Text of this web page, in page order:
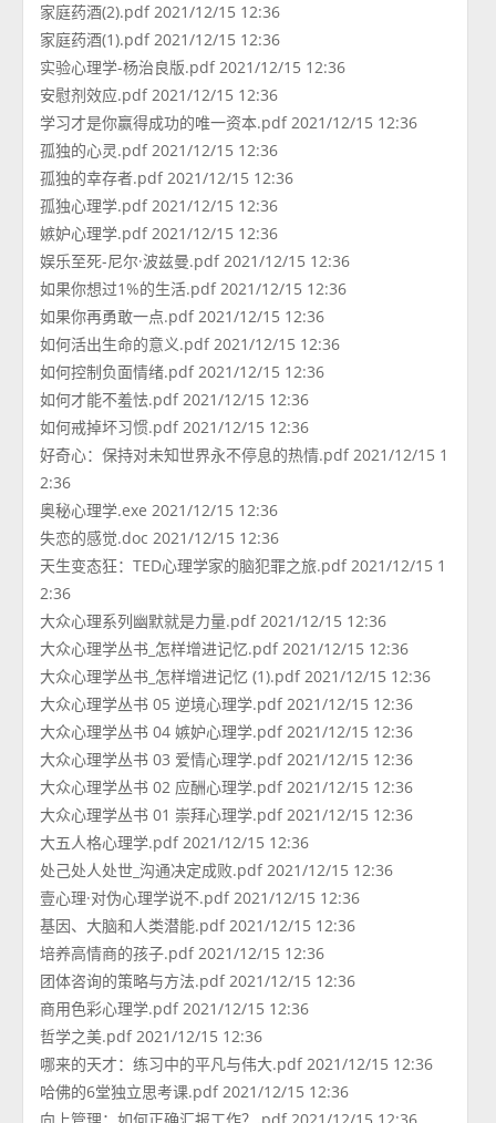
家庭药酒(2).pdf 2021/12/15 12:36
家庭药酒(1).pdf 2021/12/15 12:36
实验心理学-杨治良版.pdf 2021/12/15 12:36
安慰剂效应.pdf 2021/12/15 12:36
学习才是你赢得成功的唯一资本.pdf 2021/12/15 12:36
孤独的心灵.pdf 2021/12/15 12:36
孤独的幸存者.pdf 2021/12/15 12:36
孤独心理学.pdf 2021/12/15 12:36
嫉妒心理学.pdf 2021/12/15 12:36
娱乐至死-尼尔·波兹曼.pdf 2021/12/15 12:36
如果你想过1%的生活.pdf 2021/12/15 12:36
如果你再勇敢一点.pdf 2021/12/15 12:36
如何活出生命的意义.pdf 2021/12/15 12:36
如何控制负面情绪.pdf 2021/12/15 12:36
如何才能不羞怯.pdf 2021/12/15 12:36
如何戒掉坏习惯.pdf 2021/12/15 12:36
好奇心：保持对未知世界永不停息的热情.pdf 2021/12/15 1
2:36
奥秘心理学.exe 2021/12/15 12:36
失恋的感觉.doc 2021/12/15 12:36
天生变态狂：TED心理学家的脑犯罪之旅.pdf 2021/12/15 1
2:36
大众心理系列幽默就是力量.pdf 2021/12/15 12:36
大众心理学丛书_怎样增进记忆.pdf 2021/12/15 12:36
大众心理学丛书_怎样增进记忆 (1).pdf 2021/12/15 12:36
大众心理学丛书 05 逆境心理学.pdf 2021/12/15 12:36
大众心理学丛书 04 嫉妒心理学.pdf 2021/12/15 12:36
大众心理学丛书 03 爱情心理学.pdf 2021/12/15 12:36
大众心理学丛书 02 应酬心理学.pdf 2021/12/15 12:36
大众心理学丛书 01 崇拜心理学.pdf 2021/12/15 12:36
大五人格心理学.pdf 2021/12/15 12:36
处己处人处世_沟通决定成败.pdf 2021/12/15 12:36
壹心理·对伪心理学说不.pdf 2021/12/15 12:36
基因、大脑和人类潜能.pdf 2021/12/15 12:36
培养高情商的孩子.pdf 2021/12/15 12:36
团体咨询的策略与方法.pdf 2021/12/15 12:36
商用色彩心理学.pdf 2021/12/15 12:36
哲学之美.pdf 2021/12/15 12:36
哪来的天才：练习中的平凡与伟大.pdf 2021/12/15 12:36
哈佛的6堂独立思考课.pdf 2021/12/15 12:36